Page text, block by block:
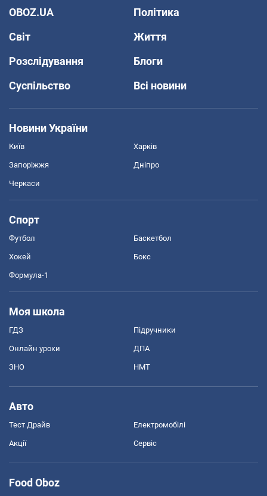
OBOZ.UA
Політика
Світ
Життя
Розслідування
Блоги
Суспільство
Всі новини
Новини України
Київ Харків
Запоріжжя Дніпро
Черкаси
Спорт
Футбол Баскетбол
Хокей Бокс
Формула-1
Моя школа
ГДЗ Підручники
Онлайн уроки ДПА
ЗНО НМТ
Авто
Тест Драйв Електромобілі
Акції Сервіс
Food Oboz